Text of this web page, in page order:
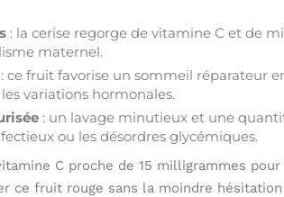
: la cerise regorge de vitamine C et de
maternel.
: ce fruit favorise un sommeil réparateur
variations hormonales.
: un lavage minutieux et une
ou les désordres glycémiques.
C proche de 15 milligrammes pour
ce fruit rouge sans la moindre